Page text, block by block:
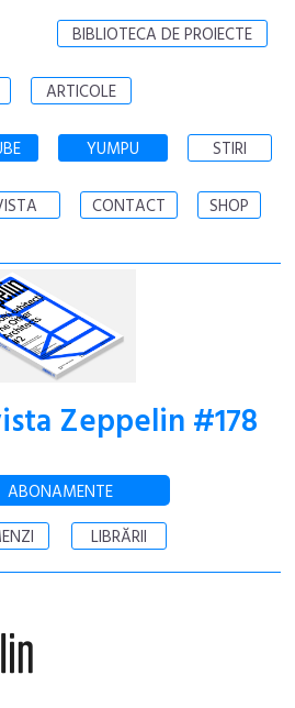
BIBLIOTECA DE PROIECTE
ARTICOLE
YUMPU STIRI
CONTACT SHOP
Zeppelin #178
ABONAMENTE
LIBRĂRII